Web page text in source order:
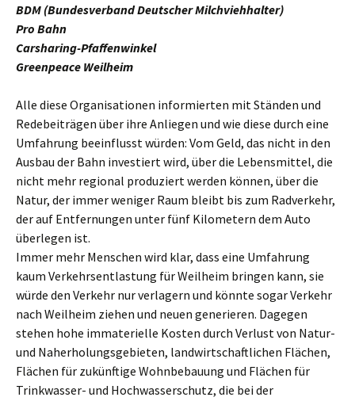
BDM (Bundesverband Deutscher Milchviehhalter)
Pro Bahn
Carsharing-Pfaffenwinkel
Greenpeace Weilheim
Alle diese Organisationen informierten mit Ständen und
Redebeiträgen über ihre Anliegen und wie diese durch eine
Umfahrung beeinflusst würden: Vom Geld, das nicht in den
Ausbau der Bahn investiert wird, über die Lebensmittel, die
nicht mehr regional produziert werden können, über die
Natur, der immer weniger Raum bleibt bis zum Radverkehr,
der auf Entfernungen unter fünf Kilometern dem Auto
überlegen ist.
Immer mehr Menschen wird klar, dass eine Umfahrung
kaum Verkehrsentlastung für Weilheim bringen kann, sie
würde den Verkehr nur verlagern und könnte sogar Verkehr
nach Weilheim ziehen und neuen generieren. Dagegen
stehen hohe immaterielle Kosten durch Verlust von Natur-
und Naherholungsgebieten, landwirtschaftlichen Flächen,
Flächen für zukünftige Wohnbebauung und Flächen für
Trinkwasser- und Hochwasserschutz, die bei der